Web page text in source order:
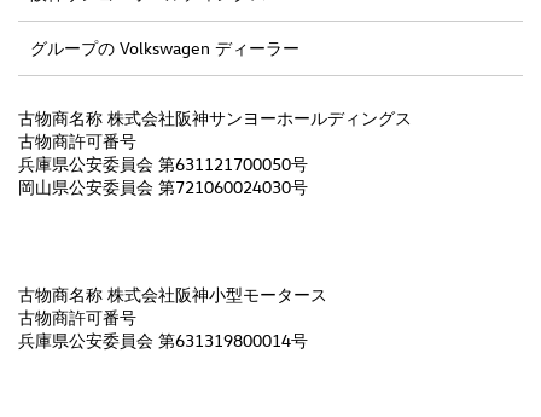
グループの Volkswagen ディーラー
古物商名称 株式会社阪神サンヨーホールディングス
古物商許可番号
兵庫県公安委員会 第631121700050号
岡山県公安委員会 第721060024030号
古物商名称 株式会社阪神小型モータース
古物商許可番号
兵庫県公安委員会 第631319800014号